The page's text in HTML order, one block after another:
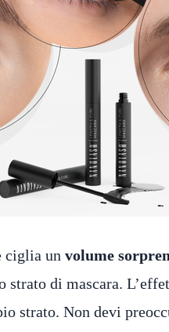
ciglia un volume
strato di mascara.
strato. Non devi